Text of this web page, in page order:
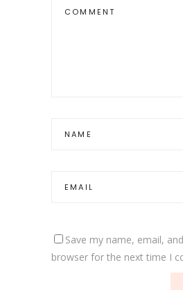
Save my name, email,
browser for the next time I